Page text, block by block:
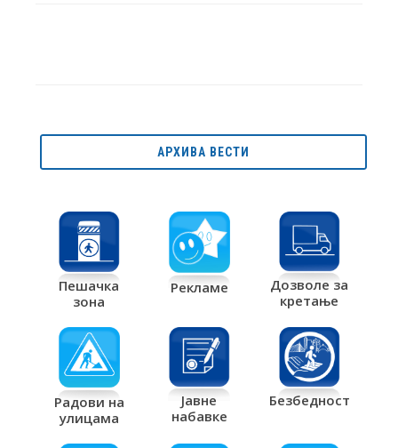
АРХИВА ВЕСТИ
Пешачка
зона
Рекламе
Дозволе за
кретање
Радови на
улицама
Јавне
набавке
Безбедност